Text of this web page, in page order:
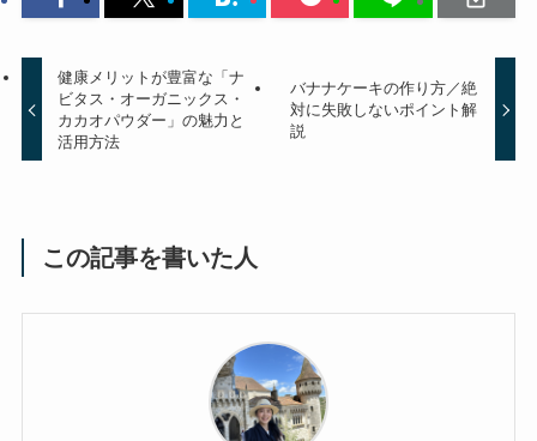
健康メリットが豊富な「ナ
ビタス・オーガニックス・
カカオパウダー」の魅力と
活用方法
バナナケーキの作り方／絶
対に失敗しないポイント解
説
この記事を書いた人